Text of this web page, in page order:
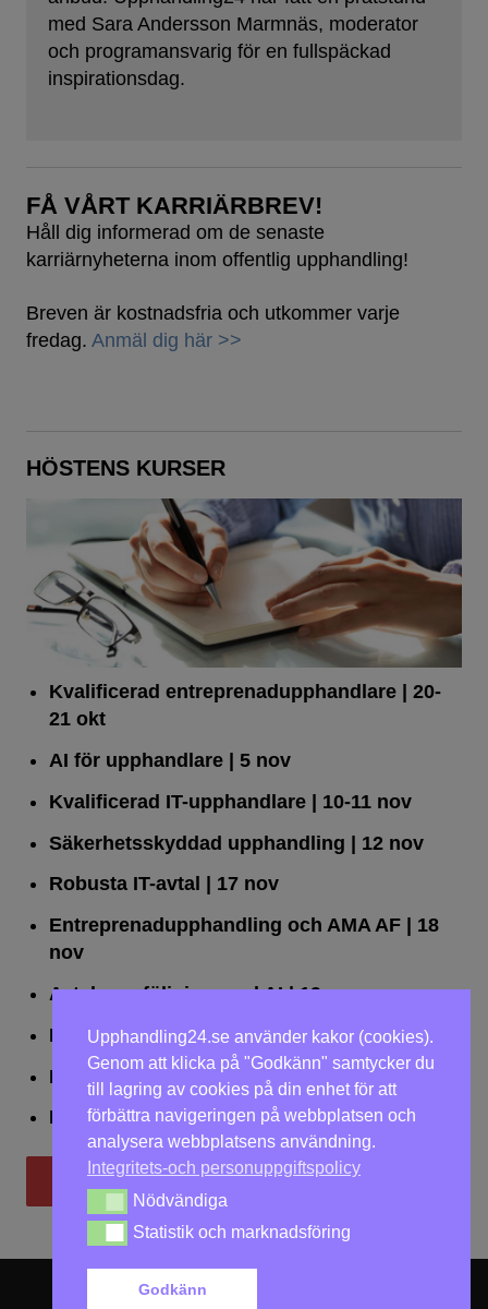
med Sara Andersson Marmnäs, moderator
och programansvarig för en fullspäckad
inspirationsdag.
FÅ VÅRT KARRIÄRBREV!
Håll dig informerad om de senaste
karriärnyheterna inom offentlig upphandling!
Breven är kostnadsfria och utkommer varje
fredag. Anmäl dig här >>
HÖSTENS KURSER
Kvalificerad entreprenad­upphandlare
| 20-
21 okt
AI för upphandlare| 5 nov
Kvalificerad IT-upphandlare| 10-11 nov
Säkerhetsskyddad upphandling | 12 nov
Robusta IT-avtal
| 17 nov
Entreprenadupphandling och AMA AF| 18
nov
Avtalsuppföljning med AI| 19 nov
Leda upphandlingar effektivt| 25 nov
Dialogförfaranden | 26 nov
LOU på två dagar| 2-3 dec
Till utbildningar
Upphandling24.se använder kakor (cookies).
Genom att klicka på "Godkänn" samtycker du
till lagring av cookies på din enhet för att
förbättra navigeringen på webbplatsen och
analysera webbplatsens användning.
Integritets-och personuppgiftspolicy
Nödvändiga
Nödvändiga
Statistik och marknadsföring
Statistik och marknadsföring
Godkänn